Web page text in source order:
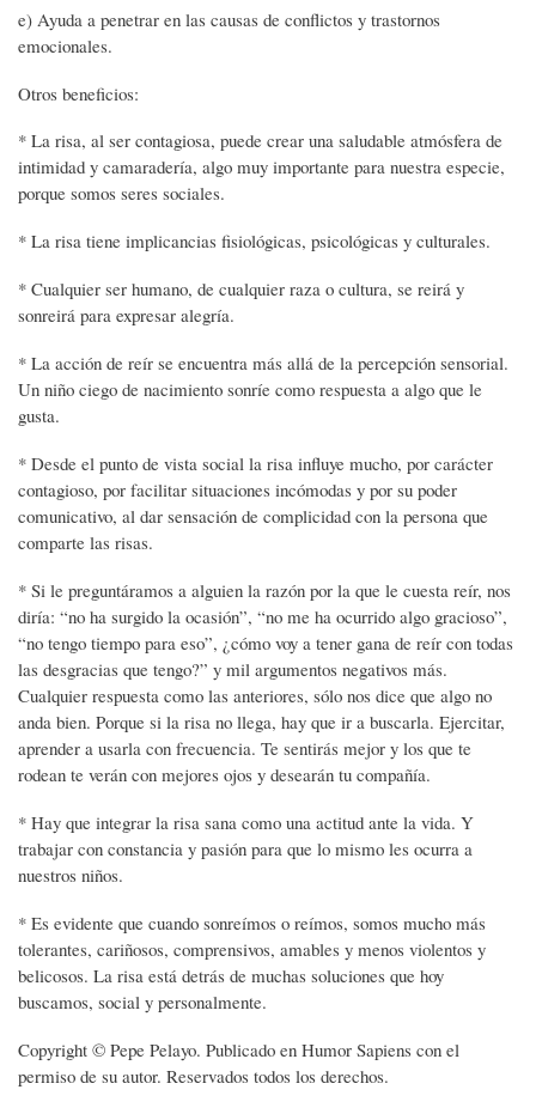
e) Ayuda a penetrar en las causas de conflictos y trastornos
emocionales.
Otros beneficios:
* La risa, al ser contagiosa, puede crear una saludable atmósfera de
intimidad y camaradería, algo muy importante para nuestra especie,
porque somos seres sociales.
* La risa tiene implicancias fisiológicas, psicológicas y culturales.
* Cualquier ser humano, de cualquier raza o cultura, se reirá y
sonreirá para expresar alegría.
* La acción de reír se encuentra más allá de la percepción sensorial.
Un niño ciego de nacimiento sonríe como respuesta a algo que le
gusta.
* Desde el punto de vista social la risa influye mucho, por carácter
contagioso, por facilitar situaciones incómodas y por su poder
comunicativo, al dar sensación de complicidad con la persona que
comparte las risas.
* Si le preguntáramos a alguien la razón por la que le cuesta reír, nos
diría: “no ha surgido la ocasión”, “no me ha ocurrido algo gracioso”,
“no tengo tiempo para eso”, ¿cómo voy a tener gana de reír con todas
las desgracias que tengo?” y mil argumentos negativos más.
Cualquier respuesta como las anteriores, sólo nos dice que algo no
anda bien. Porque si la risa no llega, hay que ir a buscarla. Ejercitar,
aprender a usarla con frecuencia. Te sentirás mejor y los que te
rodean te verán con mejores ojos y desearán tu compañía.
* Hay que integrar la risa sana como una actitud ante la vida. Y
trabajar con constancia y pasión para que lo mismo les ocurra a
nuestros niños.
* Es evidente que cuando sonreímos o reímos, somos mucho más
tolerantes, cariñosos, comprensivos, amables y menos violentos y
belicosos. La risa está detrás de muchas soluciones que hoy
buscamos, social y personalmente.
Copyright © Pepe Pelayo. Publicado en Humor Sapiens con el
permiso de su autor. Reservados todos los derechos.